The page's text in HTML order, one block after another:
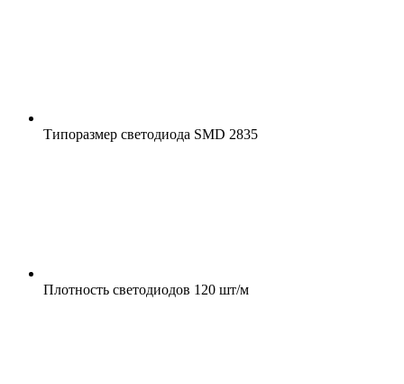
Типоразмер светодиода SMD 2835
Плотность светодиодов 120 шт/м